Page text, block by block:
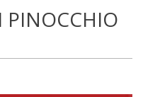
PINOCCHIO